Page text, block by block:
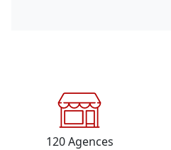
120Agences